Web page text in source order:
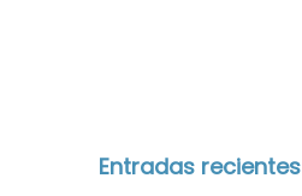
Entradas recientes